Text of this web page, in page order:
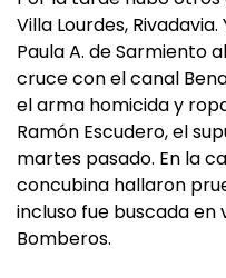
Villa Lourdes,
Paula A. de Sarmiento
cruce con el canal
el arma homicida y
Ramón Escudero, el
martes pasado. En la
concubina hallaron
incluso fue buscada
Bomberos.